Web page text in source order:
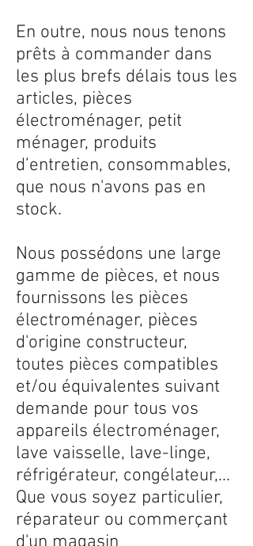
En outre, nous nous tenons
prêts à commander dans
les plus brefs délais tous les
articles, pièces
électroménager, petit
ménager, produits
d’entretien, consommables,
que nous n'avons pas en
stock.
Nous possédons une large
gamme de pièces, et nous
fournissons les pièces
électroménager, pièces
d'origine constructeur,
toutes pièces compatibles
et/ou équivalentes suivant
demande pour tous vos
appareils électroménager,
lave vaisselle, lave-linge,
réfrigérateur, congélateur,...
Que vous soyez particulier,
réparateur ou commerçant